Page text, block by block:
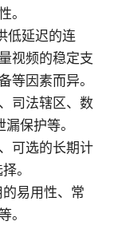
。
低延迟的连
视频的稳定支
等因素而异。
司法辖区、数
保护等。
可选的长期计
。
易用性、常
。